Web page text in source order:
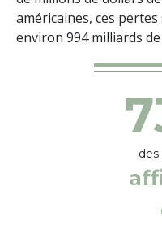
américaines, ces
environ 994 milliards
des